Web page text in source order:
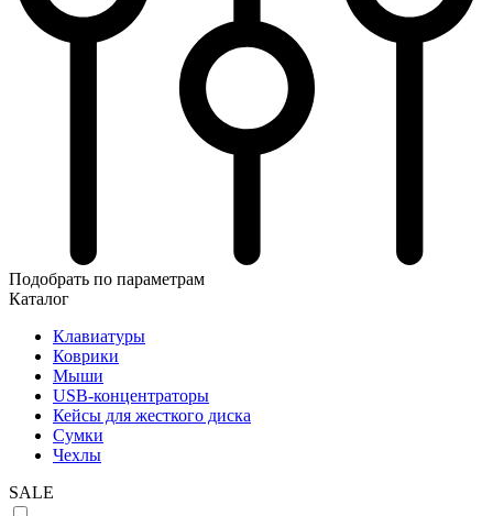
Подобрать по параметрам
Каталог
Клавиатуры
Коврики
Мыши
USB-концентраторы
Кейсы для жесткого диска
Сумки
Чехлы
SALE